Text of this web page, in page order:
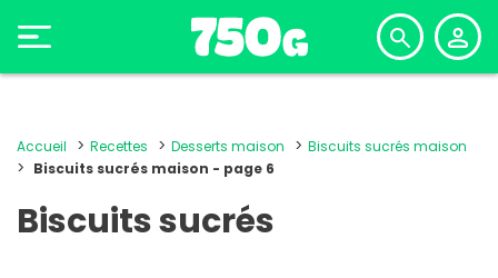
Accueil Recettes Desserts maison
Biscuits sucrés maison
Biscuits sucrés maison - page 6
Biscuits sucrés